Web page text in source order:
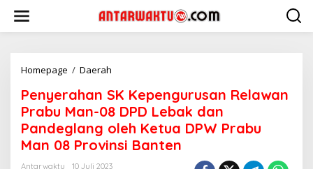
konten
Homepage / Daerah
Kepengurusan
Relawan
Prabu
Man-
08
Penyerahan SK Kepengurusan Relawan
Prabu Man-08 DPD Lebak dan
Pandeglang oleh Ketua DPW Prabu
Man 08 Provinsi Banten
Antarwaktu
10 Juli 2023